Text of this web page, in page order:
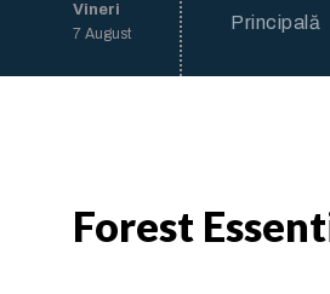
Vineri
7 August
Principală
Forest